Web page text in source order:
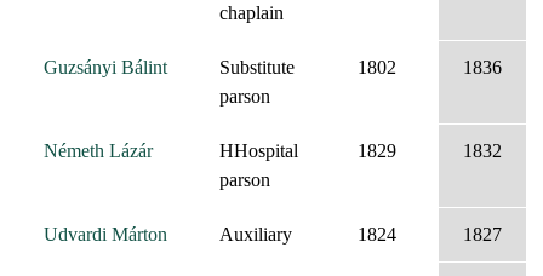
chaplain
Guzsányi Bálint
Substitute
parson
1802 1836
Németh Lázár
HHospital
parson
1829 1832
Udvardi Márton Auxiliary 1824 1827